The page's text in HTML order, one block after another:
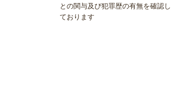
との関与及び犯罪歴の有無を確認し
ております